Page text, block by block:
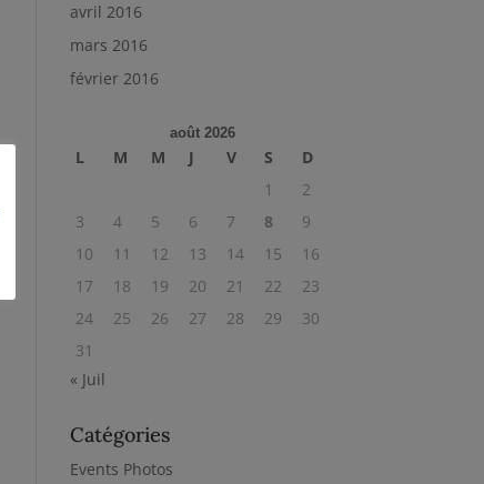
avril 2016
mars 2016
février 2016
août 2026
L M M J V S
D
1
2
3
4 5 6 7 8
9
10
11 12 13 14 15
16
17
18 19 20 21 22
23
24
25 26 27 28 29
30
31
« Juil
Catégories
Events Photos